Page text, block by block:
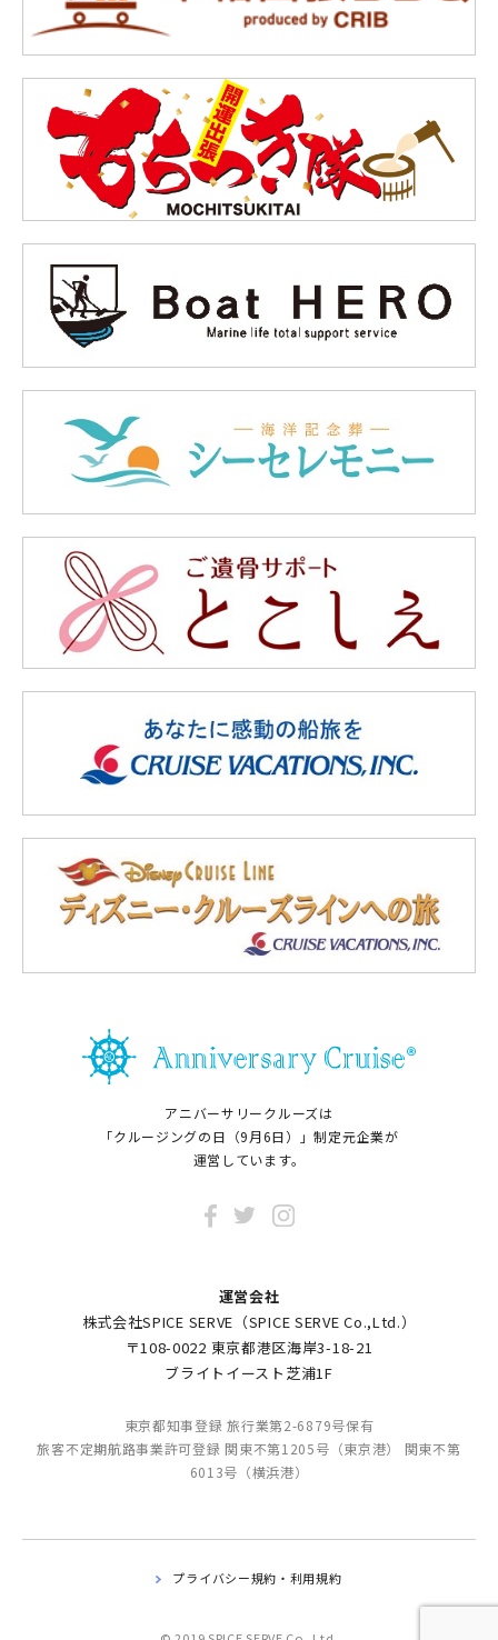
アニバーサリークルーズは
「クルージングの日（9月6日）」制定元企業が
運営しています。
運営会社
株式会社SPICE SERVE（SPICE SERVE Co.,Ltd.）
〒108-0022 東京都港区海岸3-18-21
ブライトイースト芝浦1F
東京都知事登録 旅行業第2-6879号保有
旅客不定期航路事業許可登録 関東不第1205号（東京港） 関東不第
6013号（横浜港）
プライバシー規約・利用規約